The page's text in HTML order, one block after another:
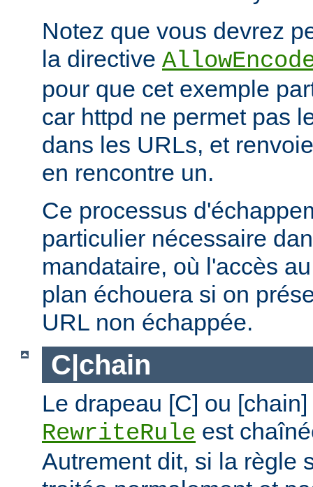
Notez que vous devrez
la directive
pour que cet exemple
car httpd ne permet pas
dans les URLs, et
en rencontre un.
Ce processus
particulier nécessaire
mandataire, où l'accès
plan échouera si on
URL non échappée.
C|chain
Le drapeau [C] ou
RewriteRule est
Autrement dit, si la règle